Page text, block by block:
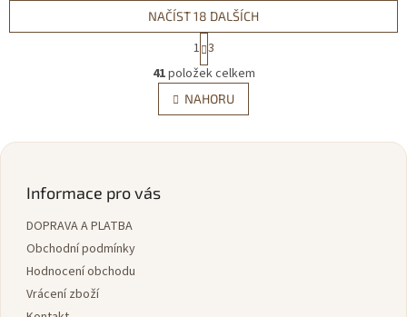
O
v
l
á
NAČÍST 18 DALŠÍCH
S
t
r
á
n
k
v
1 3
41položek celkem
NAHORU
Z
Informace pro vás
DOPRAVA A PLATBA
Obchodní podmínky
Hodnocení obchodu
Vrácení zboží